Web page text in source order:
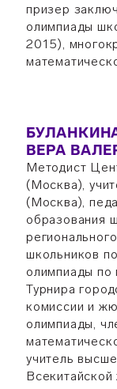
призер
олимпиады
2015),
ВЕРА
Методист
(Москва),
(Москва),
образования
школьников
олимпиады
Турнира
комиссии и
олимпиады,
учитель